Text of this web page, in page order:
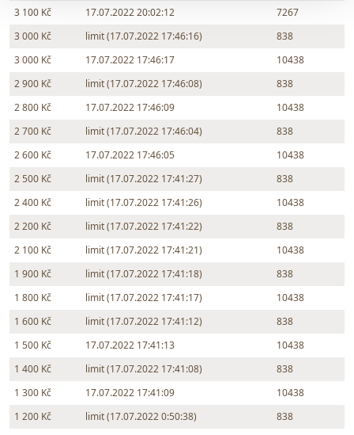
3 100 Kč
17.07.2022 20:02:12
7267
3 000 Kč
limit (17.07.2022 17:46:16)
838
3 000 Kč
17.07.2022 17:46:17
10438
2 900 Kč
limit (17.07.2022 17:46:08)
838
2 800 Kč
17.07.2022 17:46:09
10438
2 700 Kč
limit (17.07.2022 17:46:04)
838
2 600 Kč
17.07.2022 17:46:05
10438
2 500 Kč
limit (17.07.2022 17:41:27)
838
2 400 Kč
limit (17.07.2022 17:41:26)
10438
2 200 Kč
limit (17.07.2022 17:41:22)
838
2 100 Kč
limit (17.07.2022 17:41:21)
10438
1 900 Kč
limit (17.07.2022 17:41:18)
838
1 800 Kč
limit (17.07.2022 17:41:17)
10438
1 600 Kč
limit (17.07.2022 17:41:12)
838
1 500 Kč
17.07.2022 17:41:13
10438
1 400 Kč
limit (17.07.2022 17:41:08)
838
1 300 Kč
17.07.2022 17:41:09
10438
1 200 Kč
limit (17.07.2022 0:50:38)
838